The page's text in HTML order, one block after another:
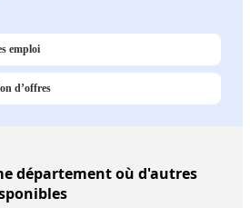
emploi
d’offres
département où d'autres